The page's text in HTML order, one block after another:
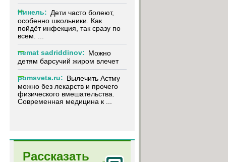
Нинель: Дети часто болеют,
особенно школьники. Как
пойдёт инфекция, так сразу по
всем. ...
nemat sadriddinov: Можно
детям барсучий жиром влечет
pomsveta.ru: Вылечить Астму
можно без лекарств и прочего
физического вмешательства.
Современная медицина к ...
Рассказать